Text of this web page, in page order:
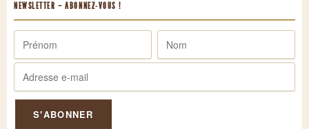
NEWSLETTER – ABONNEZ-VOUS !